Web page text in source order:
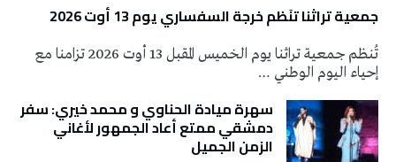
جمعية تراثنا تنَظم خرجة السفساري يوم 13 أوت 2026
تُنظم جمعية تراثنا يوم الخميس المقبل 13 أوت 2026 تزامنا مع
إحياء اليوم الوطني …
سهرة ميادة الحناوي و محمد خيري: سفر
دمشقي ممتع أعاد الجمهور لأغاني
الزمن الجميل